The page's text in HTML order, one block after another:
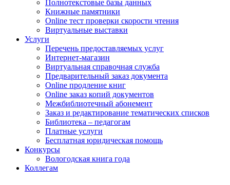
Полнотекстовые базы данных
Книжные памятники
Online тест проверки скорости чтения
Виртуальные выставки
Услуги
Перечень предоставляемых услуг
Интернет-магазин
Виртуальная справочная служба
Предварительный заказ документа
Online продление книг
Online заказ копий документов
Межбиблиотечный абонемент
Заказ и редактирование тематических списков
Библиотека – педагогам
Платные услуги
Бесплатная юридическая помощь
Конкурсы
Вологодская книга года
Коллегам